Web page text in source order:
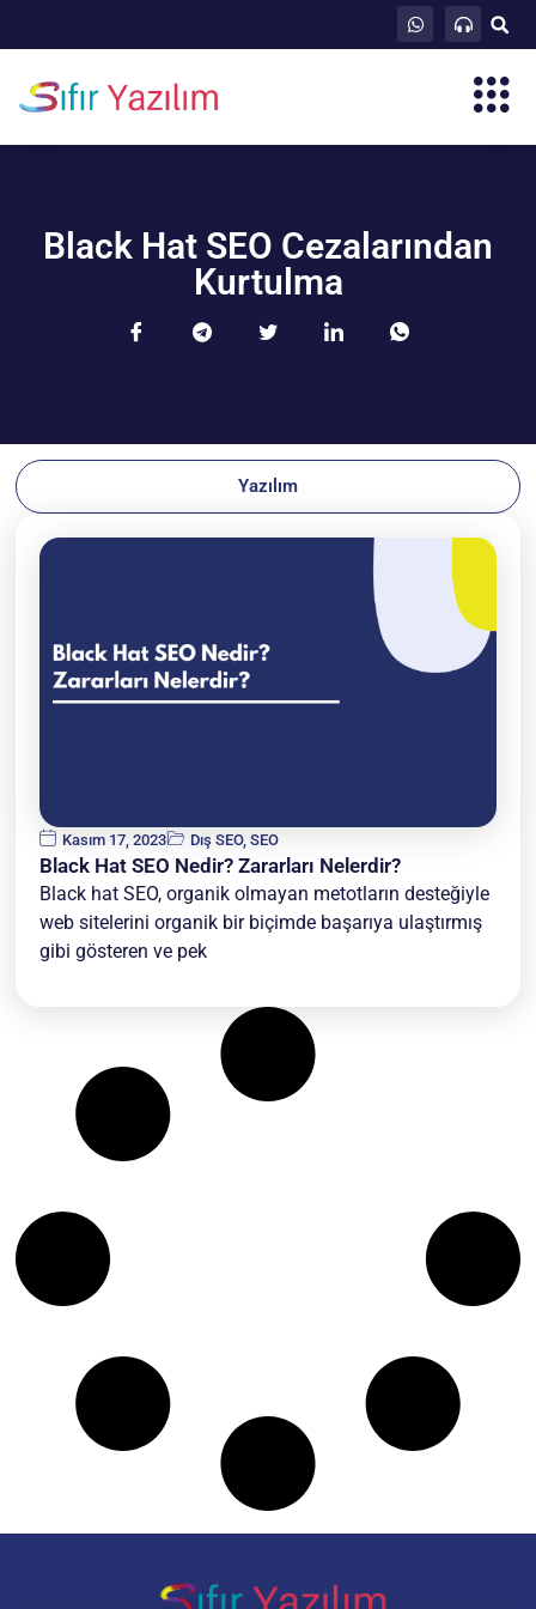
Black Hat SEO Cezalarından
Kurtulma
Yazılım
Kasım 17, 2023 Dış SEO,SEO
Black Hat SEO Nedir? Zararları Nelerdir?
Black hat SEO, organik olmayan metotların desteğiyle
web sitelerini organik bir biçimde başarıya ulaştırmış
gibi gösteren ve pek